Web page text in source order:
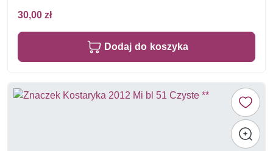
30,00 zł
Dodaj do koszyka